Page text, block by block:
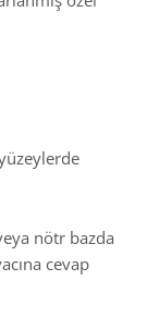
nötr bazda
cevap